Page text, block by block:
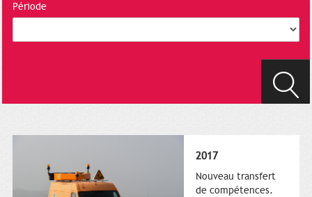
Période
2017
Nouveau transfert
de compétences.